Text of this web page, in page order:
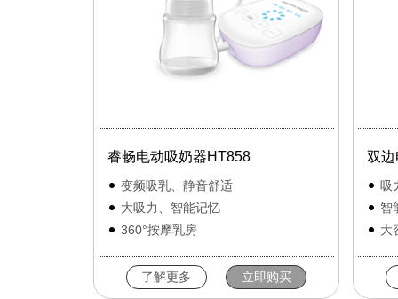
睿畅电动吸奶器HT858
变频吸乳、静音舒适
大吸力、智能记忆
360°按摩乳房
了解更多 立即购买
双
吸
智
大